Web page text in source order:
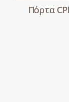
Πόρτα